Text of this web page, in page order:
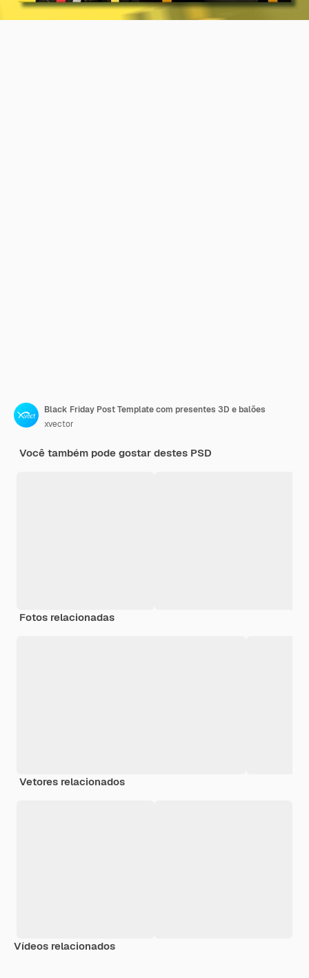
Black Friday Post Template com presentes 3D e balões
xvector
Você também pode gostar destes PSD
Fotos relacionadas
Vetores relacionados
Vídeos relacionados